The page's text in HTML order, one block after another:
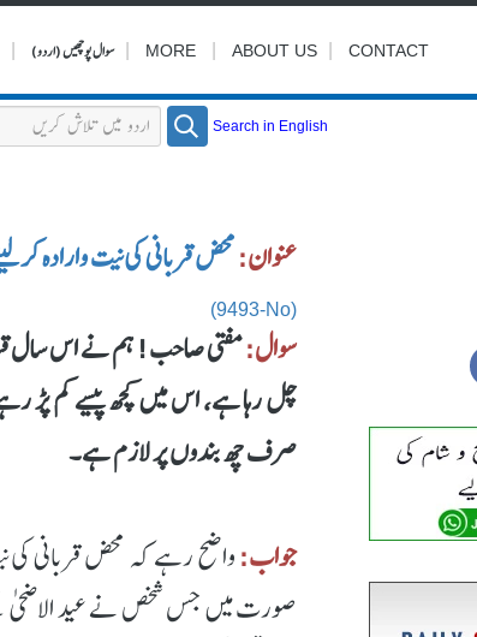
سوال پوچھیں (اردو) MORE ABOUT US CONTACT
Search in English
عنوان:محض قربانی کی نیت وارادہ
(9493-No)
سوال:مفتی صاحب! ہم نے اس سال
چل رہا ہے، اس میں کچھ پیسے کم پڑ
صرف چھ بندوں پر لازم ہے۔
جواب:واضح رہے کہ محض قربانی کی
صورت میں جس شخص نے عید الاضحی